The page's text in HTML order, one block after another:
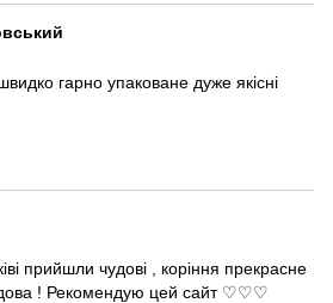
гарно упаковане дуже якісні
прийшли чудові , коріння прекрасне
! Рекомендую цей сайт ♡♡♡